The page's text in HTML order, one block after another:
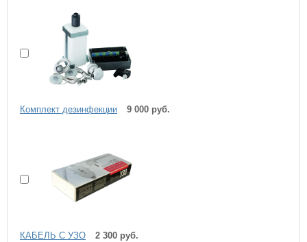
Комплект дезинфекции 9 000 руб.
КАБЕЛЬ С УЗО 2 300 руб.